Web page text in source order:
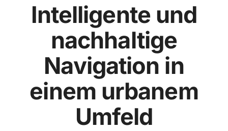
Intelligente und
nachhaltige
Navigation in
einem urbanem
Umfeld